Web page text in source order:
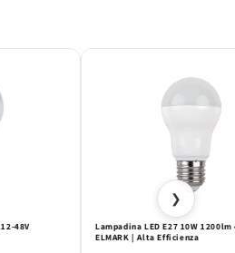
48V
Lampadina LED E27 10W 1200lm
ELMARK | Alta Efficienza
❯